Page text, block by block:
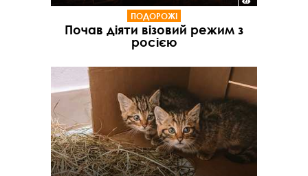
ПОДОРОЖІ
Почав діяти візовий режим з
росією